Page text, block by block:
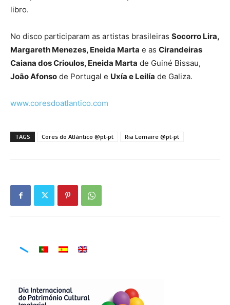
libro.
No disco participaram as artistas brasileiras Socorro Lira,
Margareth Menezes, Eneida Marta e as Cirandeiras
Caiana dos Crioulos, Eneida Marta de Guiné Bissau,
João Afonso de Portugal e Uxía e Leilía de Galiza.
www.coresdoatlantico.com
TAGS Cores do Atlántico @pt-pt Ria Lemaire @pt-pt